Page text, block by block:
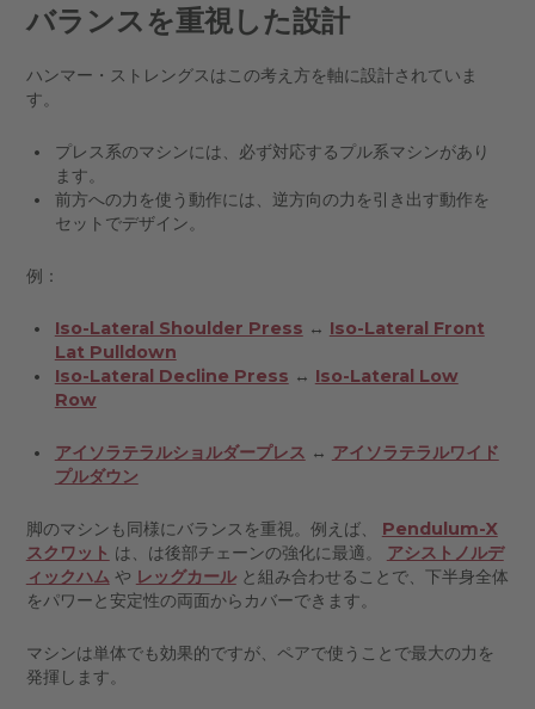
バランスを重視した設計
ハンマー・ストレングスはこの考え方を軸に設計されていま
す。
プレス系のマシンには、必ず対応するプル系マシンがあり
ます。
前方への力を使う動作には、逆方向の力を引き出す動作を
セットでデザイン。
例：
Iso-Lateral Shoulder Press ↔ Iso-Lateral Front
Lat Pulldown
Iso-Lateral Decline Press ↔ Iso-Lateral Low
Row
アイソラテラルショルダープレス ↔ アイソラテラルワイド
プルダウン
脚のマシンも同様にバランスを重視。例えば、 Pendulum-X
スクワット は、は後部チェーンの強化に最適。 アシストノルデ
ィックハム や レッグカールと組み合わせることで、下半身全体
をパワーと安定性の両面からカバーできます。
マシンは単体でも効果的ですが、ペアで使うことで最大の力を
発揮します。